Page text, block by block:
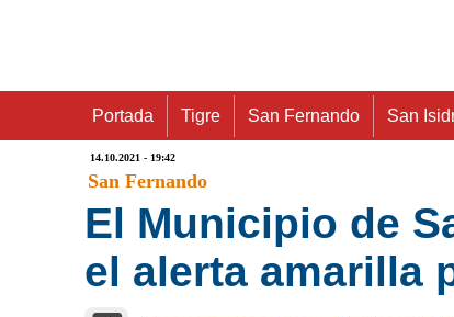
Portada Tigre San Fernando San
14.10.2021 - 19:42
San Fernando
El Municipio de
el alerta amarilla